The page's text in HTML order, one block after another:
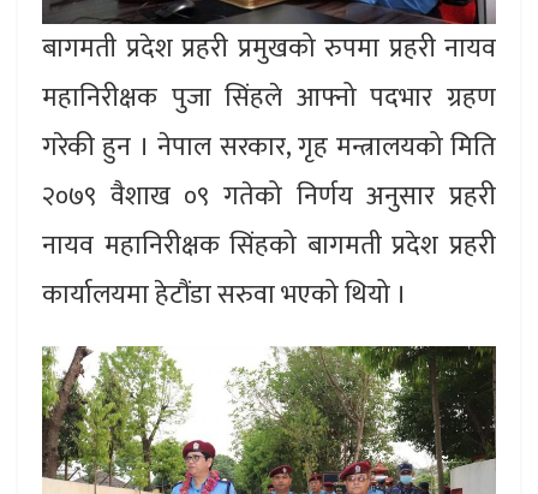
बागमती प्रदेश प्रहरी प्रमुखको रुपमा प्रहरी नायव
महानिरीक्षक पुजा सिंहले आफ्नो पदभार ग्रहण
गरेकी हुन । नेपाल सरकार, गृह मन्त्रालयको मिति
२०७९ वैशाख ०९ गतेको निर्णय अनुसार प्रहरी
नायव महानिरीक्षक सिंहको बागमती प्रदेश प्रहरी
कार्यालयमा हेटौंडा सरुवा भएको थियो ।